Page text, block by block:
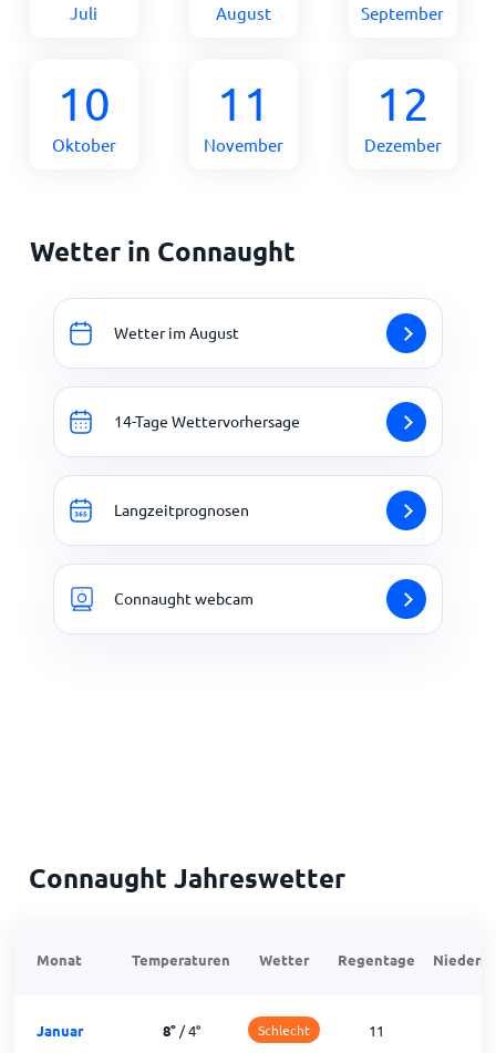
Juli August September
10
Oktober
11
November
12
Dezember
Wetter in Connaught
Wetter im August
14-Tage Wettervorhersage
Langzeitprognosen
Connaught webcam
Connaught Jahreswetter
Monat Temperaturen Wetter Regentage
Januar 8°/4° Schlecht 11